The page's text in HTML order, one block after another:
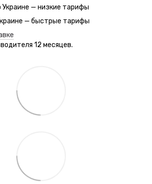
Украине — низкие тарифы
— быстрые тарифы
12 месяцев.